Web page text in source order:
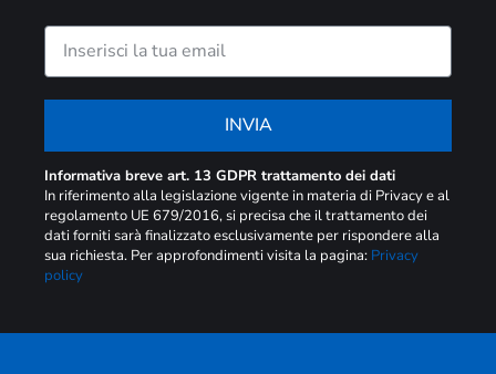
INVIA
Informativa breve art. 13 GDPR trattamento dei dati
In riferimento alla legislazione vigente in materia di Privacy e al
regolamento UE 679/2016, si precisa che il trattamento dei
dati forniti sarà finalizzato esclusivamente per rispondere alla
sua richiesta. Per approfondimenti visita la pagina: Privacy
policy